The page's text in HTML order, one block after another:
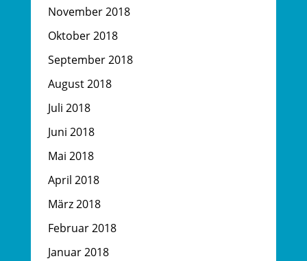
November 2018
Oktober 2018
September 2018
August 2018
Juli 2018
Juni 2018
Mai 2018
April 2018
März 2018
Februar 2018
Januar 2018